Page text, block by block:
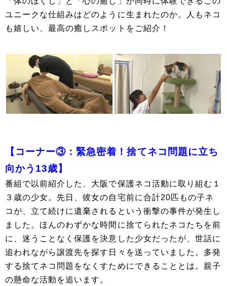
ユニークな仕組みはどのように生まれたのか。人もネコ
も嬉しい、最高の癒しスポットをご紹介！
【コーナー③：緊急密着！捨てネコ問題に立ち
向かう13歳】
番組で以前紹介した、大阪で保護ネコ活動に取り組む１
３歳の少女。先日、彼女の自宅前に合計20匹もの子ネ
コが、立て続けに遺棄されるという衝撃の事件が発生し
ました。ほんのわずかな時間に捨てられたネコたちを前
に、迷うことなく保護を決意した少女だったが、世話に
追われながら譲渡先を探す日々を送っていました。多発
する捨てネコ問題をなくすためにできることとは。親子
の懸命な活動を追います。